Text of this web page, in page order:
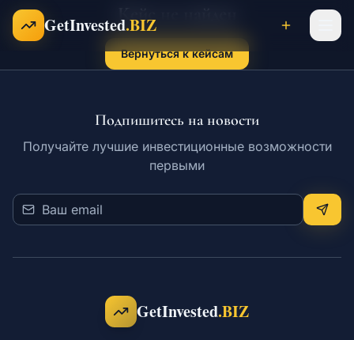
Перейти к содержимому
GetInvested.BIZ
Бизнесы
Франшизы
Кейс не найден
Вернуться к кейсам
Подпишитесь на новости
Получайте лучшие инвестиционные возможности
первыми
GetInvested.BIZ